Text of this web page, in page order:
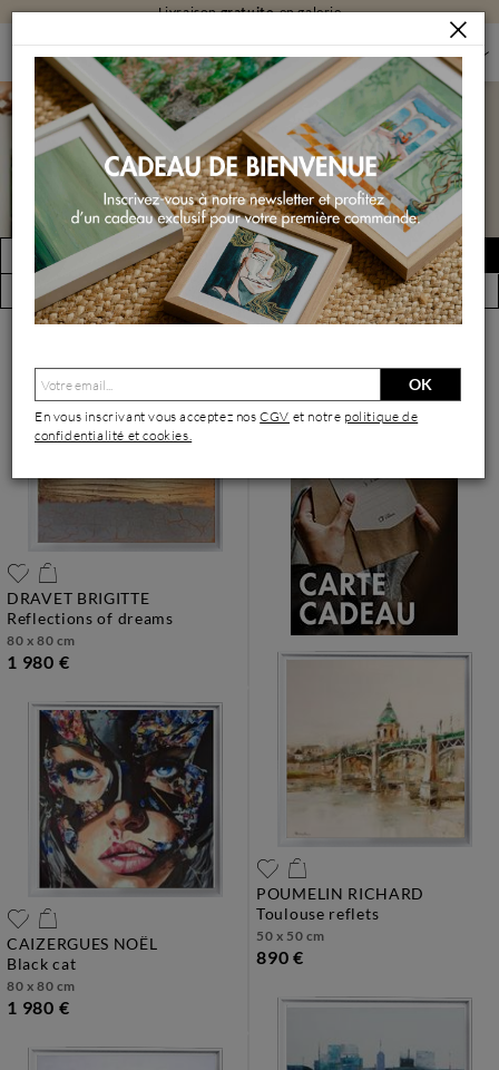
Livraisongratuiteen galerie
PEINTURES PEINTURES PAR FORMAT PEINTURES GRAND FORMAT
Peintures grand format
FILTRER
(2621 œuvres)
Créer une alerte
Vue par artiste
DRAVET BRIGITTE
reflections of dreams
80 x 80 cm
1 980 €
CAIZERGUES NOËL
black cat
80 x 80 cm
1 980 €
POUMELIN RICHARD
toulouse reflets
50 x 50 cm
890 €
OK
En vous inscrivant vous acceptez nosCGV et notre politique de
confidentialité et cookies.